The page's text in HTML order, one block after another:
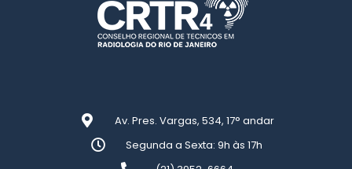
Av. Pres. Vargas, 534, 17° andar
Segunda a Sexta: 9h às 17h